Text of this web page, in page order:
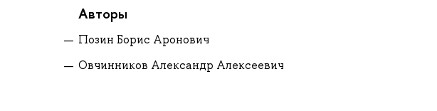
Авторы
Позин Борис Аронович
Овчинников Александр Алексеевич